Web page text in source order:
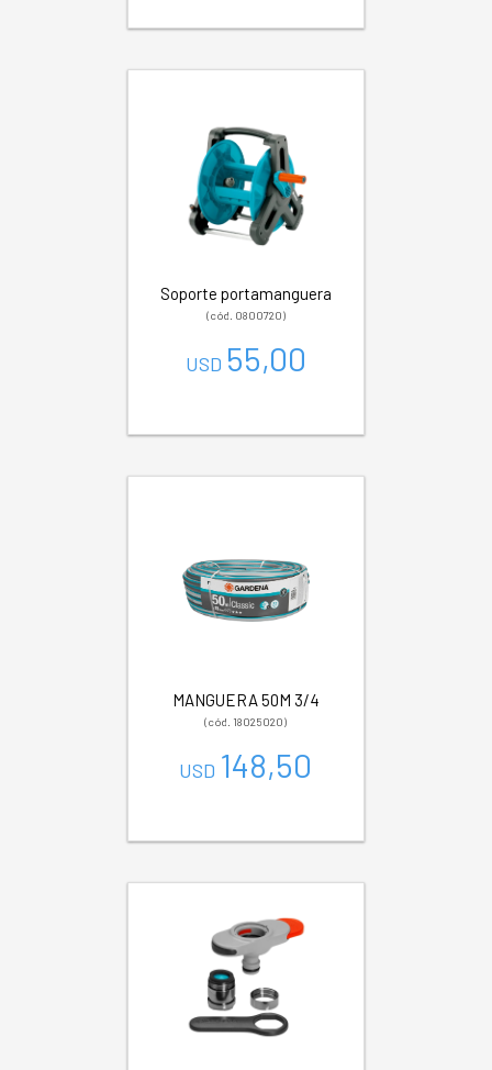
Soporte portamanguera
(cód. 0800720)
USD 55,00
MANGUERA 50M 3/4
(cód. 18025020)
USD 148,50